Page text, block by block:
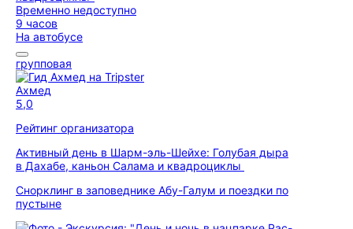
Временно недоступно
9 часов
На автобусе
групповая
Ахмед
5,0
Рейтинг организатора
Активный день в Шарм-эль-Шейхе: Голубая дыра
в Дахабе, каньон Салама и квадроциклы
Снорклинг в заповеднике Абу-Галум и поездки по
пустыне